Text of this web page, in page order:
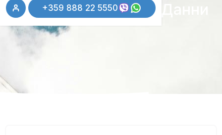
+359 888 22 5550
Политика За Лични Данни